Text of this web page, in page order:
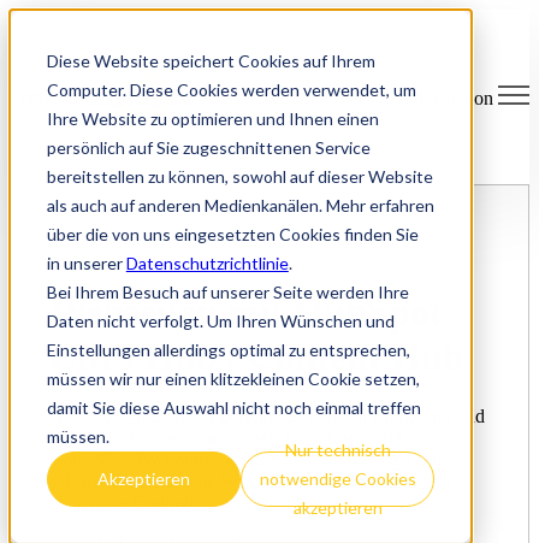
Diese Website speichert Cookies auf Ihrem
Computer. Diese Cookies werden verwendet, um
Ihre Website zu optimieren und Ihnen einen
persönlich auf Sie zugeschnittenen Service
bereitstellen zu können, sowohl auf dieser Website
als auch auf anderen Medienkanälen. Mehr erfahren
über die von uns eingesetzten Cookies finden Sie
in unsererDatenschutzrichtlinie.
Bei Ihrem Besuch auf unserer Seite werden Ihre
Daten nicht verfolgt. Um Ihren Wünschen und
Einstellungen allerdings optimal zu entsprechen,
müssen wir nur einen klitzekleinen Cookie setzen,
damit Sie diese Auswahl nicht noch einmal treffen
müssen.
Akzeptieren
Nur technisch
notwendige Cookies
akzeptieren
Open main navigation
Das CMS ohne Coding & Tech-Stress
Webseiten mit HubSpot
CMS Hub / Content Hub
HubSpot CMS ist das perfekte System für Marketing und
Sales. Nach einem einmaligen Aufsetzen durch
made2GROW können du und dein Marketing Team
selbständig die eigene Webseite optimieren – und das
ganz ohne Coding!